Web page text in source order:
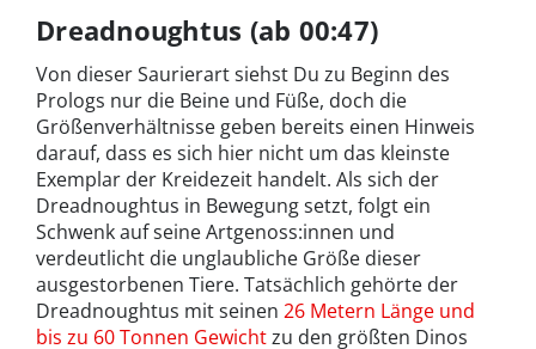
Dreadnoughtus (ab 00:47)
Von dieser Saurierart siehst Du zu Beginn des
Prologs nur die Beine und Füße, doch die
Größenverhältnisse geben bereits einen Hinweis
darauf, dass es sich hier nicht um das kleinste
Exemplar der Kreidezeit handelt. Als sich der
Dreadnoughtus in Bewegung setzt, folgt ein
Schwenk auf seine Artgenoss:innen und
verdeutlicht die unglaubliche Größe dieser
ausgestorbenen Tiere. Tatsächlich gehörte der
Dreadnoughtus mit seinen 26 Metern Länge und
bis zu 60 Tonnen Gewichtzu den größten Dinos